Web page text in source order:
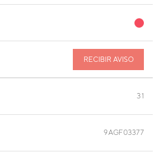
RECIBIR AVISO
31
9AGF03377